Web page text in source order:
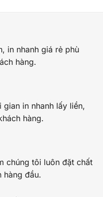
in nhanh giá rẻ phù
hàng.
in nhanh lấy liền,
hàng.
chúng tôi luôn đặt chất
hàng đầu.